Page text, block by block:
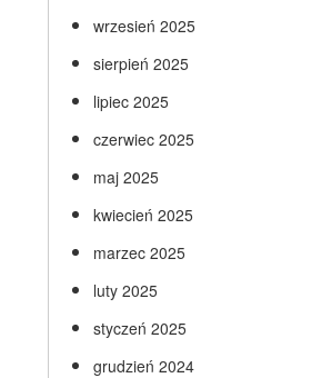
wrzesień 2025
sierpień 2025
lipiec 2025
czerwiec 2025
maj 2025
kwiecień 2025
marzec 2025
luty 2025
styczeń 2025
grudzień 2024